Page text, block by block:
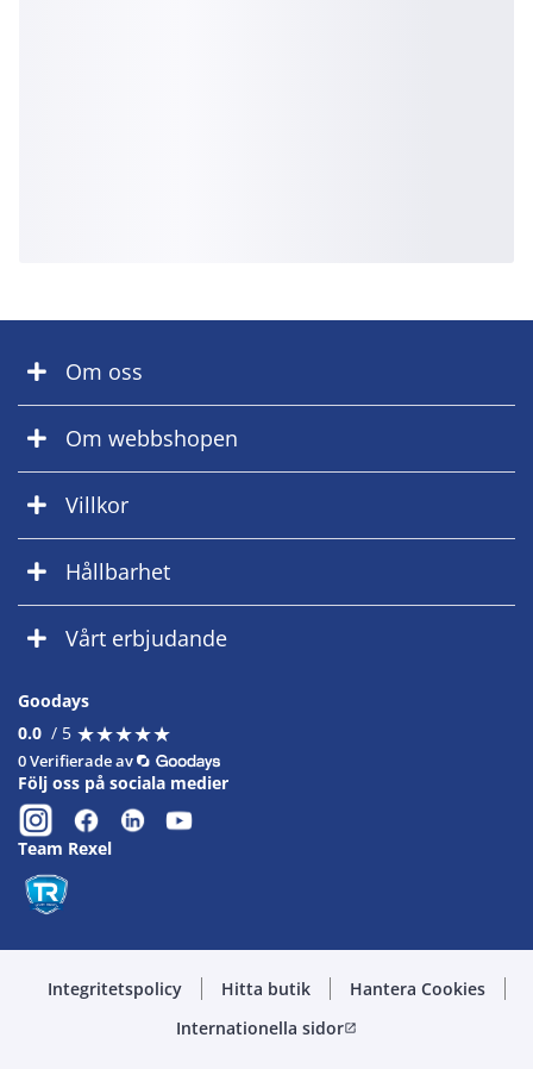
Om oss
Om webbshopen
Villkor
Hållbarhet
Vårt erbjudande
Goodays
0.0 / 5 ★★★★★
★★★★★
0 Verifierade av
Följ oss på sociala medier
Team Rexel
Integritetspolicy Hitta butik
Hantera Cookies
Internationella sidoropen_in_new